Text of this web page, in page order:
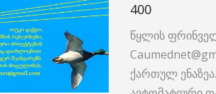
400
წყლის
ქართულ